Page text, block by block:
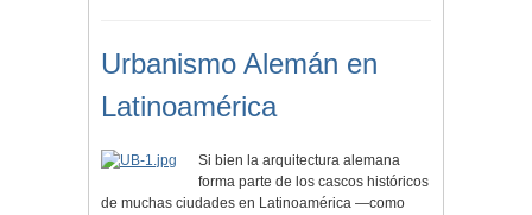
Urbanismo Alemán en
Latinoamérica
Si bien la arquitectura alemana
forma parte de los cascos históricos
de muchas ciudades en Latinoamérica —como